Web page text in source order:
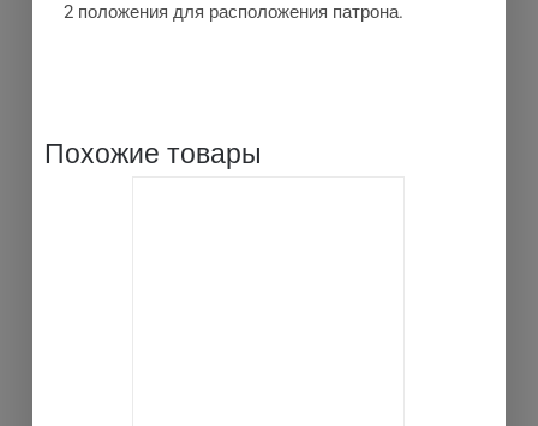
2 положения для расположения патрона.
Похожие товары